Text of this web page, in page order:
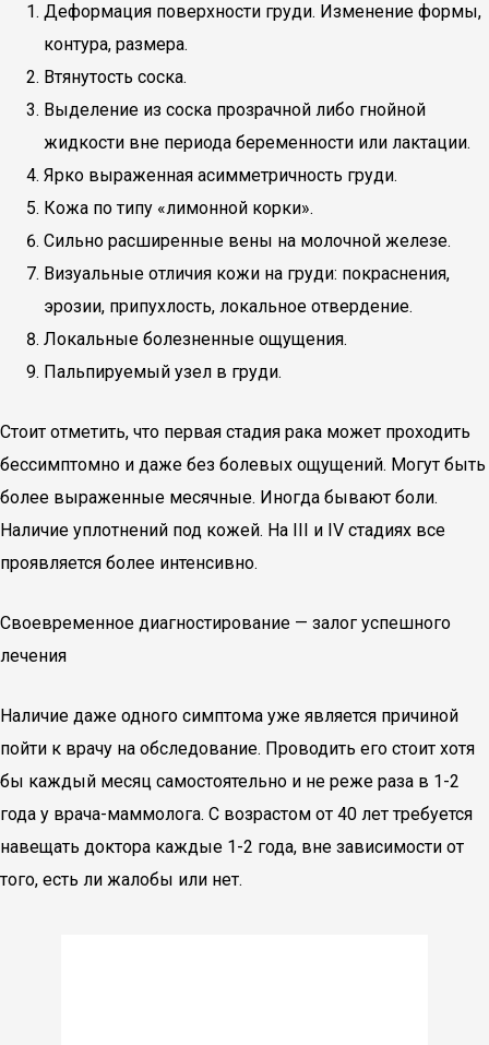
Деформация поверхности груди. Изменение формы,
контура, размера.
Втянутость соска.
Выделение из соска прозрачной либо гнойной
жидкости вне периода беременности или лактации.
Ярко выраженная асимметричность груди.
Кожа по типу «лимонной корки».
Сильно расширенные вены на молочной железе.
Визуальные отличия кожи на груди: покраснения,
эрозии, припухлость, локальное отвердение.
Локальные болезненные ощущения.
Пальпируемый узел в груди.
Стоит отметить, что первая стадия рака может проходить
бессимптомно и даже без болевых ощущений. Могут быть
более выраженные месячные. Иногда бывают боли.
Наличие уплотнений под кожей. На III и IV стадиях все
проявляется более интенсивно.
Своевременное диагностирование — залог успешного
лечения
Наличие даже одного симптома уже является причиной
пойти к врачу на обследование. Проводить его стоит хотя
бы каждый месяц самостоятельно и не реже раза в 1-2
года у врача-маммолога. С возрастом от 40 лет требуется
навещать доктора каждые 1-2 года, вне зависимости от
того, есть ли жалобы или нет.